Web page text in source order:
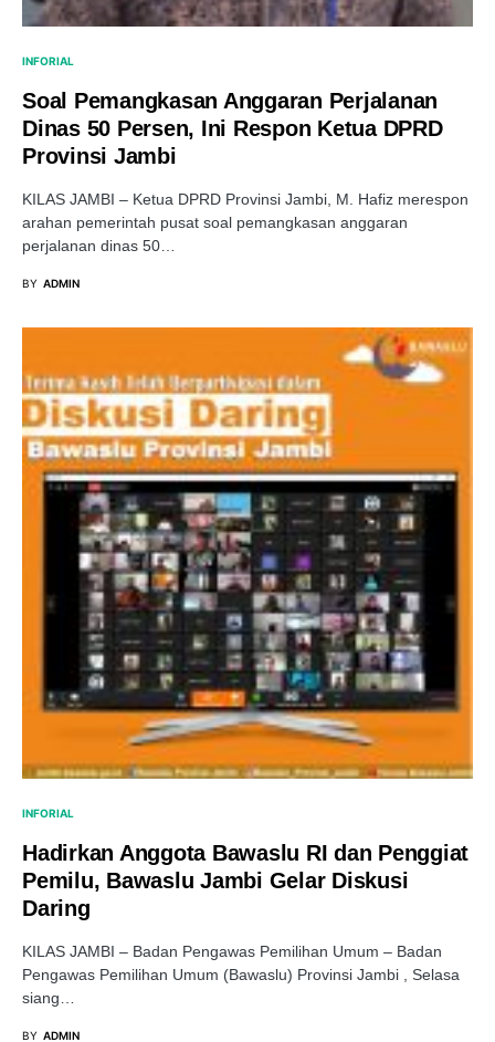
INFORIAL
Soal Pemangkasan Anggaran Perjalanan
Dinas 50 Persen, Ini Respon Ketua DPRD
Provinsi Jambi
KILAS JAMBI – Ketua DPRD Provinsi Jambi, M. Hafiz merespon
arahan pemerintah pusat soal pemangkasan anggaran
perjalanan dinas 50…
BY ADMIN
INFORIAL
Hadirkan Anggota Bawaslu RI dan Penggiat
Pemilu, Bawaslu Jambi Gelar Diskusi
Daring
KILAS JAMBI – Badan Pengawas Pemilihan Umum – Badan
Pengawas Pemilihan Umum (Bawaslu) Provinsi Jambi , Selasa
siang…
BY ADMIN